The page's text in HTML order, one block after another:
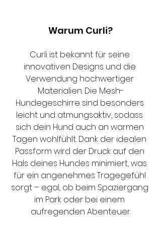
Warum Curli?
Curli ist bekannt für seine
innovativen Designs und die
Verwendung hochwertiger
Materialien. Die Mesh-
Hundegeschirre sind besonders
leicht und atmungsaktiv, sodass
sich dein Hund auch an warmen
Tagen wohlfühlt. Dank der idealen
Passform wird der Druck auf den
Hals deines Hundes minimiert, was
für ein angenehmes Tragegefühl
sorgt – egal, ob beim Spaziergang
im Park oder bei einem
aufregenden Abenteuer.